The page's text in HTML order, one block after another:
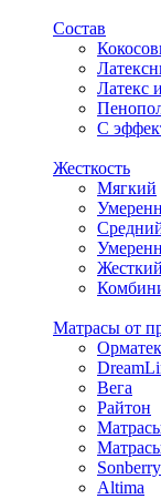
Состав
Латекс
С
Жесткость
Мягкий
Жесткий
Матрасы от
Орматек
Вега
Райтон
Sonberry
Altima